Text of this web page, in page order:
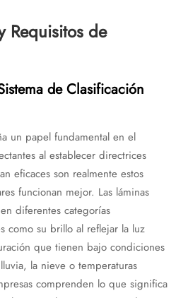
Requisitos de
de Clasificación
un papel fundamental en el
al establecer directrices
eficaces son realmente estos
funcionan mejor. Las láminas
diferentes categorías
como su brillo al reflejar la luz
que tienen bajo condiciones
la nieve o temperaturas
comprenden lo que significa